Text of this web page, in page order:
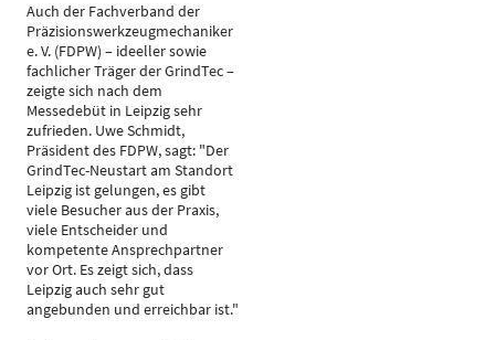
Auch der Fachverband der
Präzisionswerkzeugmechaniker
e. V. (FDPW) – ideeller sowie
fachlicher Träger der GrindTec –
zeigte sich nach dem
Messedebüt in Leipzig sehr
zufrieden. Uwe Schmidt,
Präsident des FDPW, sagt: "Der
GrindTec-Neustart am Standort
Leipzig ist gelungen, es gibt
viele Besucher aus der Praxis,
viele Entscheider und
kompetente Ansprechpartner
vor Ort. Es zeigt sich, dass
Leipzig auch sehr gut
angebunden und erreichbar ist."